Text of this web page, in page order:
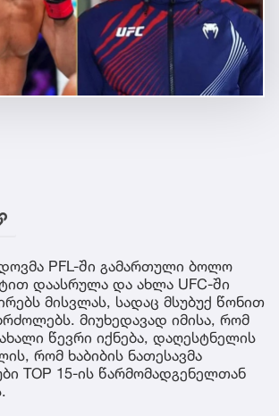
PFL-ში გამართული ბოლო
დაასრულა და ახლა UFC-ში
მისვლას, სადაც მსუბუქ წონით
მიუხედავად იმისა, რომ
წევრი იქნება, დაღესტნელის
რომ ხაბიბის ნათესავმა
TOP 15-ის წარმომადგენელთან